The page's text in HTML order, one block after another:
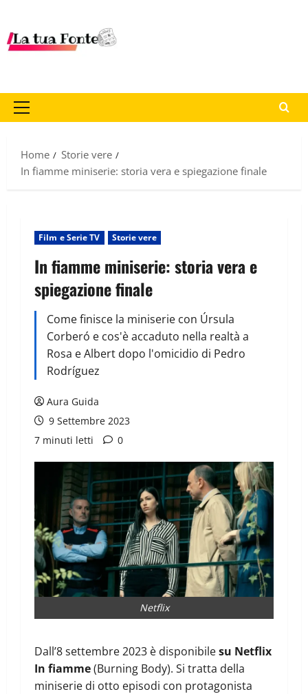
Home
Storie vere
In fiamme miniserie: storia vera e spiegazione finale
Film e Serie TV Storie vere
In fiamme miniserie: storia vera e
spiegazione finale
Come finisce la miniserie con Úrsula
Corberó e cos'è accaduto nella realtà a
Rosa e Albert dopo l'omicidio di Pedro
Rodríguez
Aura Guida
9 Settembre 2023
7 minuti letti
0
Netflix
Dall’8 settembre 2023 è disponibilesu Netflix
In fiamme(Burning Body). Si tratta della
miniserie di otto episodi con protagonista